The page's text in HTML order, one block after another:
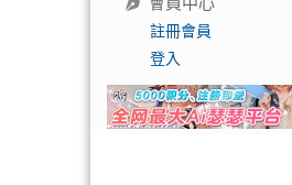
註冊會員
登入